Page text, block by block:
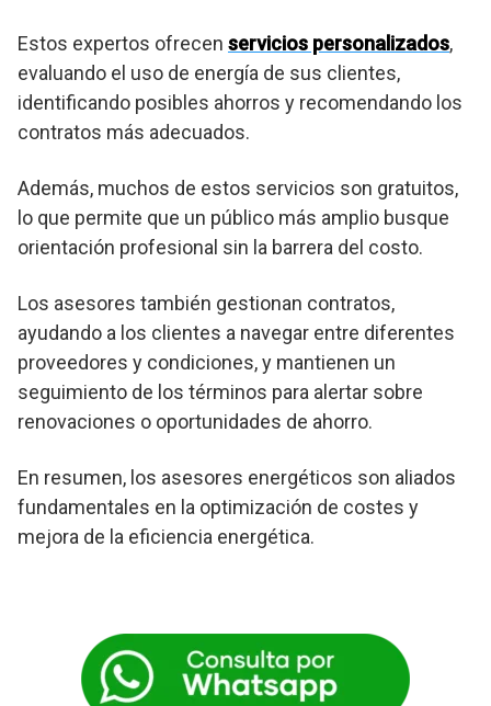
Estos expertos ofrecen servicios personalizados,
evaluando el uso de energía de sus clientes,
identificando posibles ahorros y recomendando los
contratos más adecuados.
Además, muchos de estos servicios son gratuitos,
lo que permite que un público más amplio busque
orientación profesional sin la barrera del costo.
Los asesores también gestionan contratos,
ayudando a los clientes a navegar entre diferentes
proveedores y condiciones, y mantienen un
seguimiento de los términos para alertar sobre
renovaciones o oportunidades de ahorro.
En resumen, los asesores energéticos son aliados
fundamentales en la optimización de costes y
mejora de la eficiencia energética.